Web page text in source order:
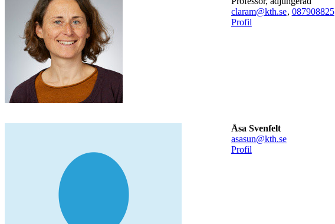
claram@kth.se, 087908825
Profil
Åsa Svenfelt
asasun@kth.se
Profil